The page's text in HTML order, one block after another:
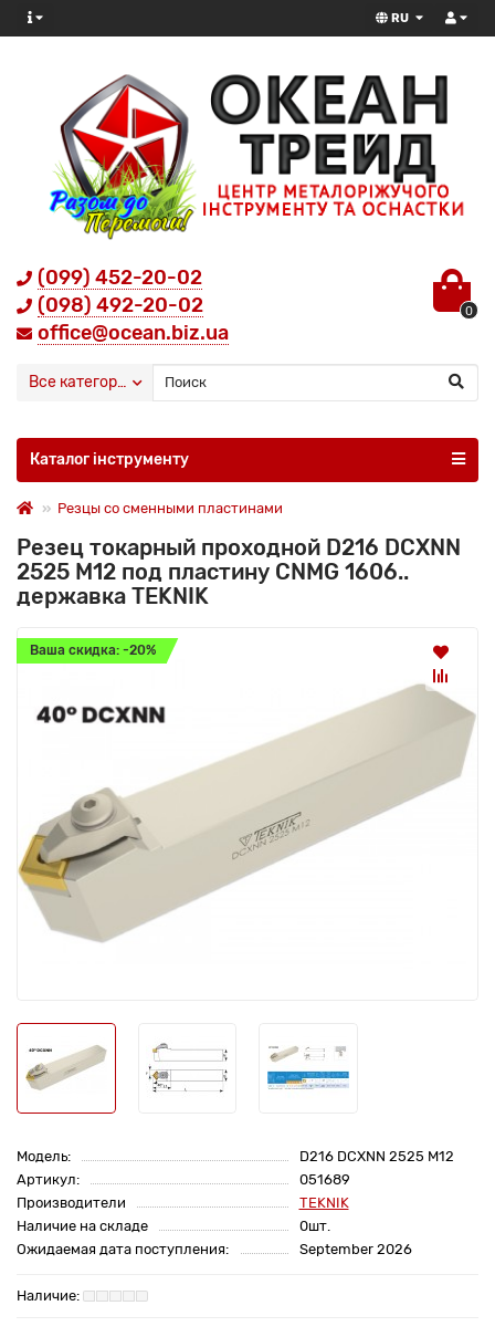
RU
(099) 452-20-02
(098) 492-20-02
office@ocean.biz.ua
0
Все категории
Каталог інструменту
Резцы со сменными пластинами
Резец токарный проходной D216 DCXNN
2525 M12 под пластину CNMG 1606..
державка TEKNIK
Ваша скидка: -20%
Модель:
D216 DCXNN 2525 M12
Артикул:
051689
Производители
TEKNIK
Наличие на складе
0шт.
Ожидаемая дата поступления:
September 2026